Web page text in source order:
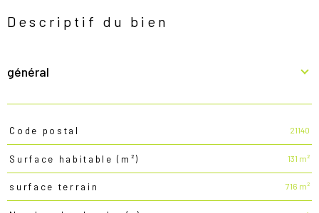
Descriptif du bien
général
TRAD_PAMPERO_Caracteristique
Code postal 21140
Surface habitable (m²) 131 m²
surface terrain 716 m²